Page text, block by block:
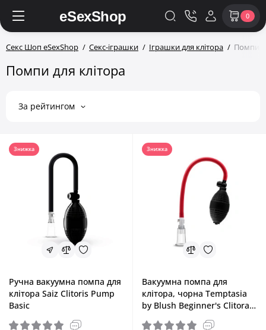
0
Секс Шоп eSexShop Секс-іграшки Іграшки для клітора Помпи
Помпи для клітора
За рейтингом
Знижка
Ручна вакуумна помпа для
клітора Saiz Clitoris Pump
Basic
Знижка
Вакуумна помпа для
клітора, чорна Temptasia
by Blush Beginner's Clitoral
Pumping System Black